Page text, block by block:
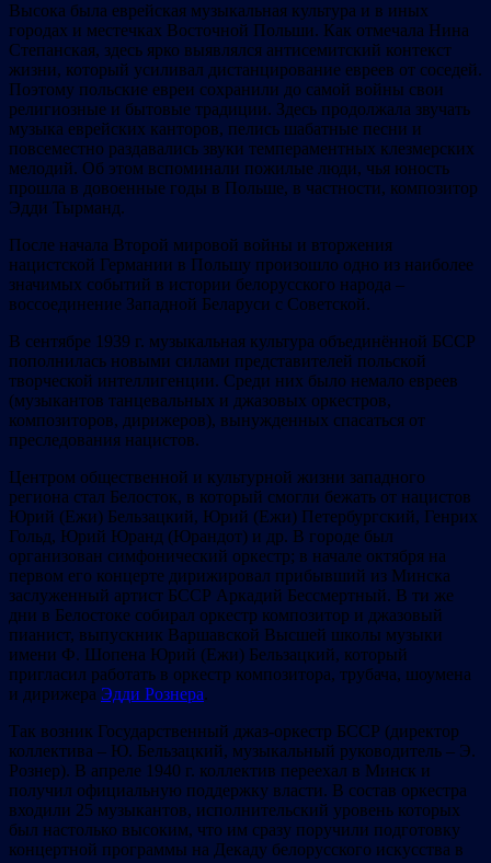
Высока была еврейская музыкальная культура и в иных
городах и местечках Восточной Польши. Как отмечала Нина
Степанская, здесь ярко выявлялся антисемитский контекст
жизни, который усиливал дистанцирование евреев от соседей.
Поэтому польские евреи сохранили до самой войны свои
религиозные и бытовые традиции. Здесь продолжала звучать
музыка еврейских канторов, пелись шабатные песни и
повсеместно раздавались звуки темпераментных клезмерских
мелодий. Об этом вспоминали пожилые люди, чья юность
прошла в довоенные годы в Польше, в частности, композитор
Эдди Тырманд.
После начала Второй мировой войны и вторжения
нацистской Германии в Польшу произошло одно из наиболее
значимых событий в истории белорусского народа –
воссоединение Западной Беларуси с Советской.
В сентябре 1939 г. музыкальная культура объединённой БССР
пополнилась новыми силами представителей польской
творческой интеллигенции. Среди них было немало евреев
(музыкантов танцевальных и джазовых оркестров,
композиторов, дирижеров), вынужденных спасаться от
преследования нацистов.
Центром общественной и культурной жизни западного
региона стал Белосток, в который смогли бежать от нацистов
Юрий (Ежи) Бельзацкий, Юрий (Ежи) Петербургский, Генрих
Гольд, Юрий Юранд (Юрандот) и др. В городе был
организован симфонический оркестр; в начале октября на
первом его концерте дирижировал прибывший из Минска
заслуженный артист БССР Аркадий Бессмертный. В ти же
дни в Белостоке собирал оркестр композитор и джазовый
пианист, выпускник Варшавской Высшей школы музыки
имени Ф. Шопена Юрий (Ежи) Бельзацкий, который
пригласил работать в оркестр композитора, трубача, шоумена
и дирижера Эдди Рознера.
Так возник Государственный джаз-оркестр БССР (директор
коллектива – Ю. Бельзацкий, музыкальный руководитель – Э.
Рознер). В апреле 1940 г. коллектив переехал в Минск и
получил официальную поддержку власти. В состав оркестра
входили 25 музыкантов, исполнительский уровень которых
был настолько высоким, что им сразу поручили подготовку
концертной программы на Декаду белорусского искусства в